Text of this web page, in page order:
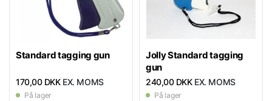
Standard tagging gun
170,00 DKK EX. MOMS
På lager
Jolly Standard tagging
gun
240,00 DKK EX. MOMS
På lager